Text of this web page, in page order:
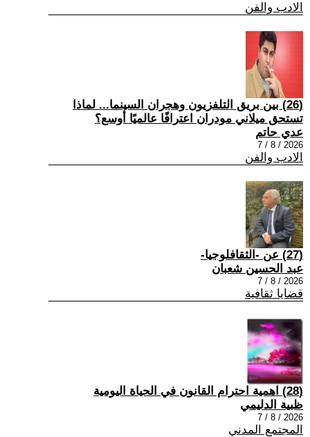
الادب والفن
(26) بين بريق التلفزيون وهجران السينما... لماذا
تستحق ميلاني مودران اعترافًا عالميًا أوسع؟
عدي حاتم
2026 / 8 / 7
الادب والفن
(27) عن -الثقافلوجيا-
عبد الحسين شعبان
2026 / 8 / 7
قضايا ثقافية
(28) اهمية احترام القانون في الحياة اليومية
ظبية الدليمي
2026 / 8 / 7
المجتمع المدني